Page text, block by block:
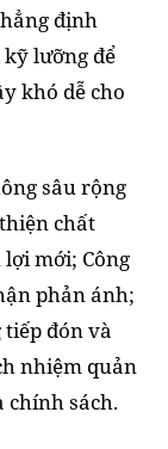
định
lưỡng để
khó dễ cho
sâu rộng
chất
mới; Công
phản ánh;
đón và
nhiệm quản
chính sách.